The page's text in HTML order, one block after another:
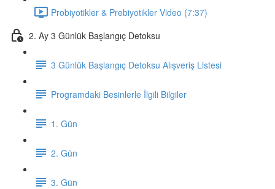
Probiyotikler & Prebiyotikler Video (7:37)
2. Ay 3 Günlük Başlangıç Detoksu
3 Günlük Başlangıç Detoksu Alışveriş Listesi
Programdaki Besinlerle İlgili Bilgiler
1. Gün
2. Gün
3. Gün